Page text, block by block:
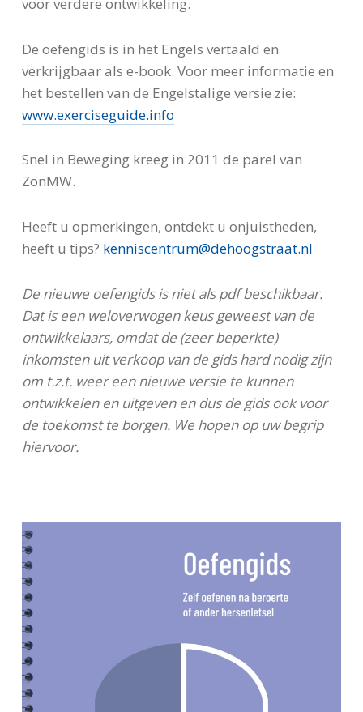
De oefengids is in het Engels vertaald en
verkrijgbaar als e-book. Voor meer informatie en
het bestellen van de Engelstalige versie zie:
www.exerciseguide.info
Snel in Beweging kreeg in 2011 de parel van
ZonMW.
Heeft u opmerkingen, ontdekt u onjuistheden,
heeft u tips? kenniscentrum@dehoogstraat.nl
De nieuwe oefengids is niet als pdf beschikbaar.
Dat is een weloverwogen keus geweest van de
ontwikkelaars, omdat de (zeer beperkte)
inkomsten uit verkoop van de gids hard nodig zijn
om t.z.t. weer een nieuwe versie te kunnen
ontwikkelen en uitgeven en dus de gids ook voor
de toekomst te borgen. We hopen op uw begrip
hiervoor.